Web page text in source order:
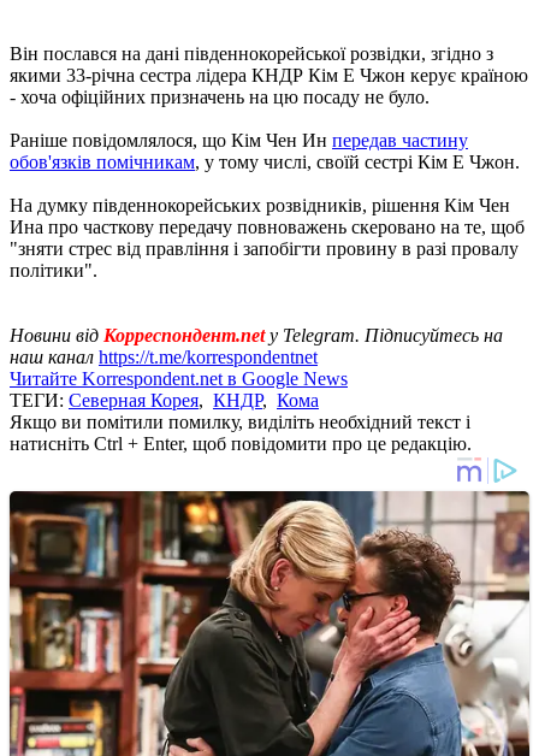
Він послався на дані південнокорейської розвідки, згідно з
якими 33-річна сестра лідера КНДР Кім Е Чжон керує країною
- хоча офіційних призначень на цю посаду не було.
Раніше повідомлялося, що Кім Чен Ин передав частину
обов'язків помічникам, у тому числі, своїй сестрі Кім Е Чжон.
На думку південнокорейських розвідників, рішення Кім Чен
Ина про часткову передачу повноважень скеровано на те, щоб
"зняти стрес від правління і запобігти провину в разі провалу
політики".
Новини від Корреспондент.net у Telegram. Підписуйтесь на
наш канал https://t.me/korrespondentnet
Читайте Korrespondent.net в Google News
ТЕГИ: Северная Корея, КНДР, Кома
Якщо ви помітили помилку, виділіть необхідний текст і
натисніть Ctrl + Enter, щоб повідомити про це редакцію.